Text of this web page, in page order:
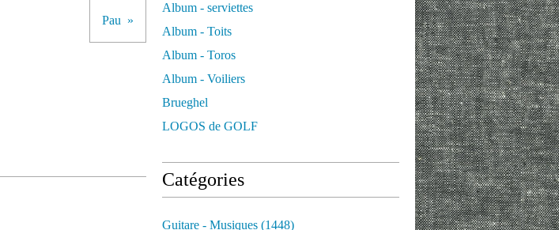
Pau
Album - serviettes
Album - Toits
Album - Toros
Album - Voiliers
Brueghel
LOGOS de GOLF
Catégories
Guitare - Musiques (1448)